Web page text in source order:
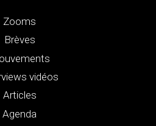
Zooms
Brèves
vidéos
Articles
Agenda